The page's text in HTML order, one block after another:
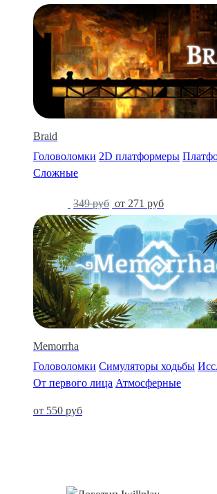
Braid
Головоломки 2D платформеры
Сложные
349 руб от 271 руб
Memorrha
Головоломки Симуляторы ходьбы
От первого лица Атмосферные
от 550 руб